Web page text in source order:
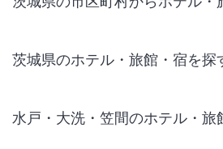
茨城県のホテル・旅館・宿を探
水戸・大洗・笠間のホテル・旅